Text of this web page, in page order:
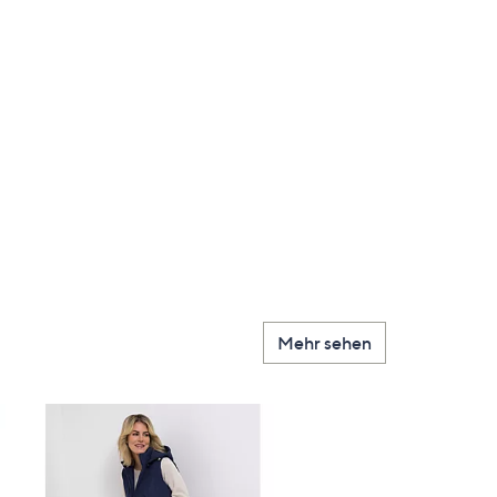
Mehr sehen